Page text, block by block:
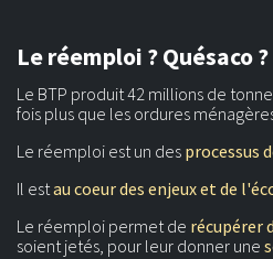
Le réemploi ? Quésaco ?
Le BTP produit 42 millions de
fois plus que les ordures
Le réemploi est un des processus
Il estau coeur des enjeux et de
Le réemploi permet de récupérer
soient jetés, pour leur donner une